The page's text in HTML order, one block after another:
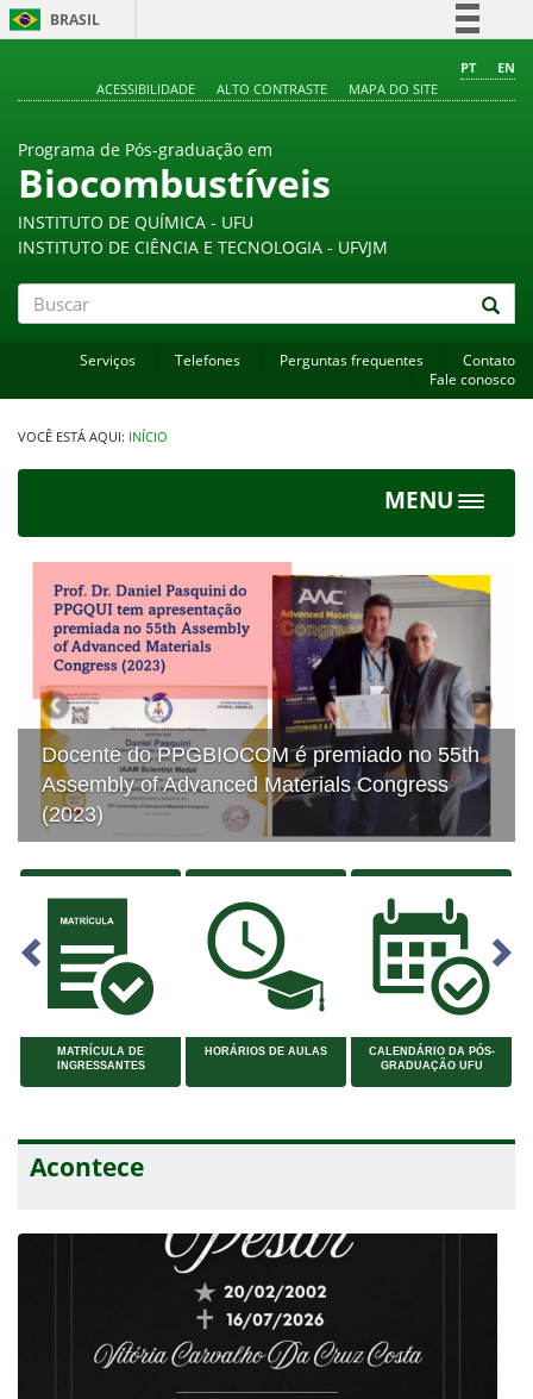
BRASIL
Comunica BR
Acesso à informação
PT
EN
ACESSIBILIDADE
ALTO CONTRASTE MAPA DO SITE
Programa de Pós-graduação em
Biocombustíveis
INSTITUTO DE QUÍMICA - UFU
INSTITUTO DE CIÊNCIA E TECNOLOGIA - UFVJM
Serviços Telefones Perguntas frequentes
Contato
Fale conosco
INÍCIO
MENU
Toggle
do PPGBIOCOM é premiado no 55th
of Advanced Materials Congress
Prof.
Next
MATRÍCULA DE
INGRESSANTES
HORÁRIOS DE AULAS
CALENDÁRIO DA PÓS-
GRADUAÇÃO UFU
Acontece